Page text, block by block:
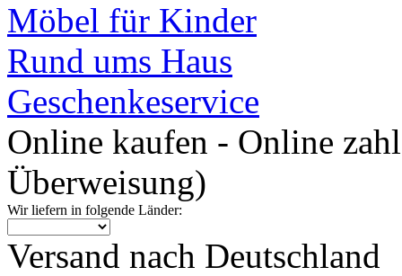
Möbel für Kinder
Rund ums Haus
Geschenkeservice
Online kaufen - Online
Überweisung)
Wir liefern in folgende Länder:
Versand nach Deutschland